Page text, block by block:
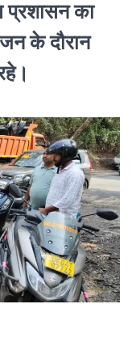
प्रशासन का
के दौरान